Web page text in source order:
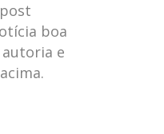
boa
autoria e